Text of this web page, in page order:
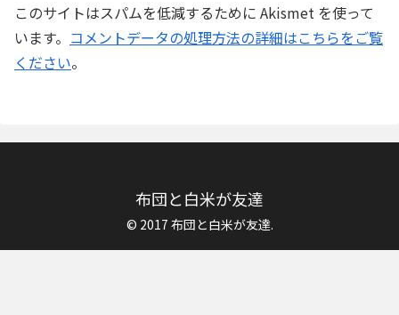
このサイトはスパムを低減するために Akismet を使って
います。 コメントデータの処理方法の詳細はこちらをご覧
ください。
布団と白米が友達
© 2017 布団と白米が友達.